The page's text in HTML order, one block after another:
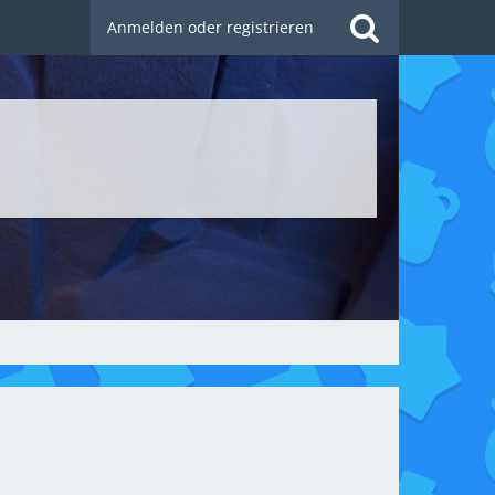
Anmelden oder registrieren